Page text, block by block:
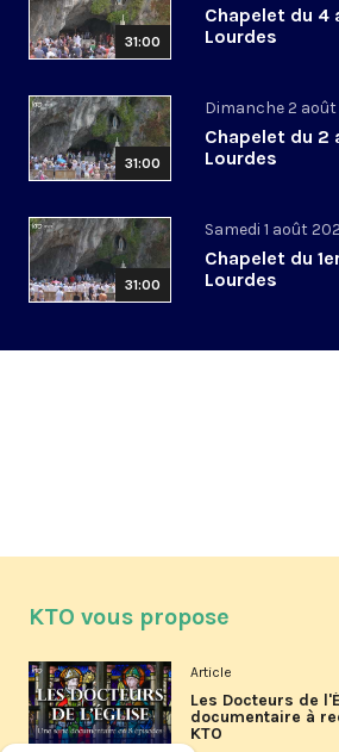
31:00
Chapelet du 4
Lourdes
31:00
Dimanche 2
Chapelet du 2
Lourdes
31:00
Samedi 1 août
Chapelet du
Lourdes
KTO vous propose
Article
Les Docteurs de
documentaire à
KTO